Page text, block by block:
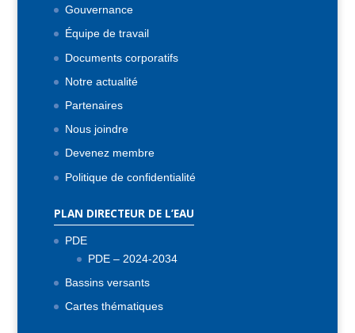
Gouvernance
Équipe de travail
Documents corporatifs
Notre actualité
Partenaires
Nous joindre
Devenez membre
Politique de confidentialité
PLAN DIRECTEUR DE L’EAU
PDE
PDE – 2024-2034
Bassins versants
Cartes thématiques